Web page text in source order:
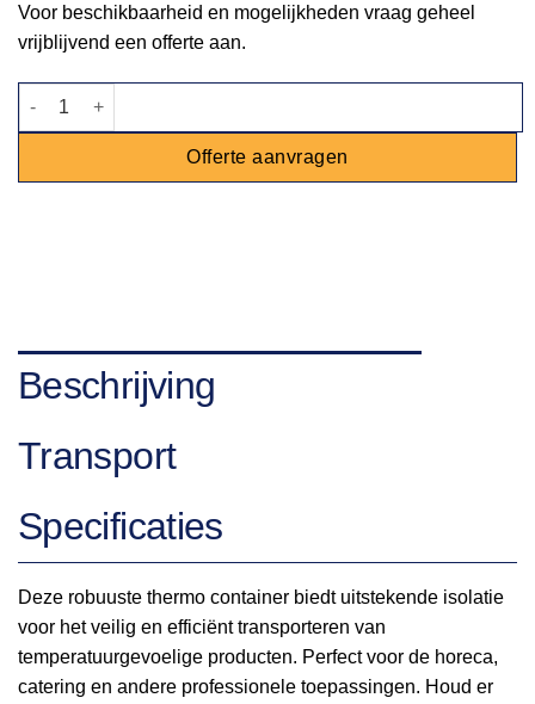
Voor beschikbaarheid en mogelijkheden vraag geheel
vrijblijvend een offerte aan.
Thermo container aantal
Offerte aanvragen
Beschrijving
Transport
Specificaties
Deze robuuste thermo container biedt uitstekende isolatie
voor het veilig en efficiënt transporteren van
temperatuurgevoelige producten. Perfect voor de horeca,
catering en andere professionele toepassingen. Houd er